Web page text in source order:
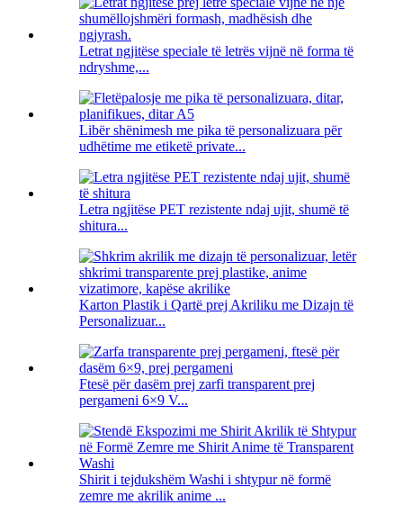
Letrat ngjitëse speciale të letrës vijnë në forma të
ndryshme,...
Libër shënimesh me pika të personalizuara për
udhëtime me etiketë private...
Letra ngjitëse PET rezistente ndaj ujit, shumë të
shitura...
Karton Plastik i Qartë prej Akriliku me Dizajn të
Personalizuar...
Ftesë për dasëm prej zarfi transparent prej
pergameni 6×9 V...
Shirit i tejdukshëm Washi i shtypur në formë
zemre me akrilik anime ...